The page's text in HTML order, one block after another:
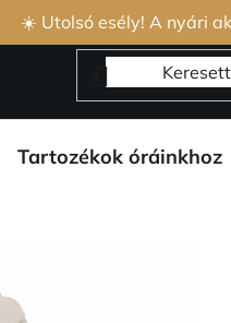
☀️ Utolsó esély! A nyári
Szerződési Feltételek
Tartozékok óráinkhoz